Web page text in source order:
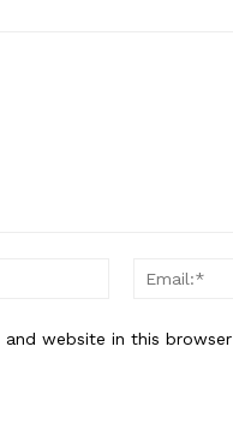
Name:*
and website in this